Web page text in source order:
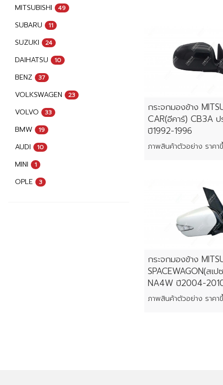
MITSUBISHI 49
SUBARU 11
SUZUKI 24
DAIHATSU 10
BENZ 37
VOLKSWAGEN 23
VOLVO 33
BMW 19
AUDI 10
MINI 1
OPLE 3
กระจกมองข้าง
CAR(อีคาร์) CB3A
ปี1992-1996
กระจกมองข้าง
SPACEWAGON(สเ
NA4W ปี2004-